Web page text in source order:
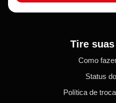
Tire
Como
Status
Política de